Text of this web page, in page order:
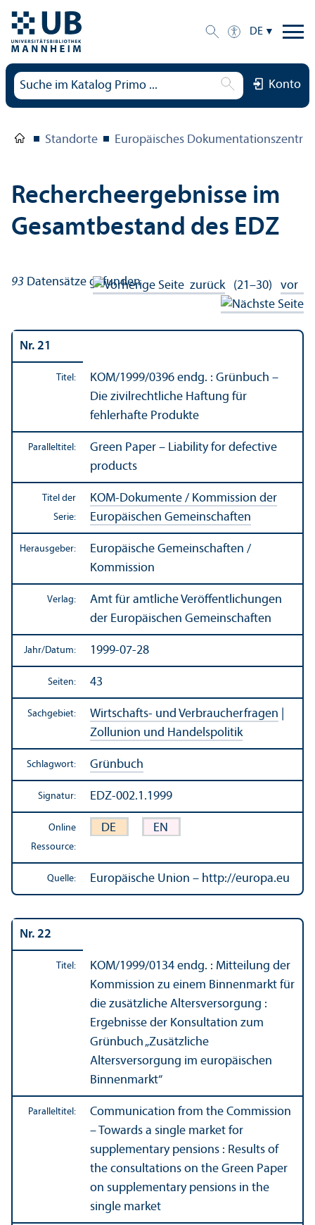
DE
Konto
Standorte Europäisches
Rechercheergebnisse im
Gesamtbestand des EDZ
93 Datensätze gefunden zurück(21–30) vor
Nr. 21
Titel: KOM/1999/0396 endg. : Grünbuch –
Die zivilrechtliche Haftung für
fehlerhafte Produkte
Paralleltitel:
Green Paper – Liability for defective
products
Titel der
Serie:
KOM-Dokumente / Kommission der
Europäischen Gemeinschaften
Herausgeber:
Europäische Gemeinschaften /
Kommission
Verlag:
Amt für amtliche Veröffentlichungen
der Europäischen Gemeinschaften
Jahr/Datum: 1999-07-28
Seiten: 43
Sachgebiet: Wirtschafts- und Verbraucherfragen
Zollunion und Handels­politik
Schlagwort: Grünbuch
Signatur: EDZ-002.1.1999
Online
Ressource:
DE EN
Quelle: Europäische Union – http://europa.eu
Nr. 22
Titel: KOM/1999/0134 endg. : Mitteilung der
Kommission zu einem Binnen­markt für
die zusätzliche Altersversorgung :
Ergebnisse der Konsultation zum
Grünbuch „Zusätzliche
Altersversorgung im europäischen
Binnen­markt“
Paralleltitel:
Communication from the Commission
– Towards a single market for
supplementary pensions : Results of
the consultations on the Green Paper
on supplementary pensions in the
single market